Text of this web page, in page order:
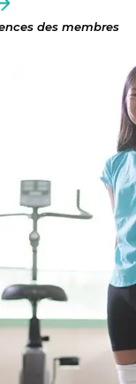
Différences des membres